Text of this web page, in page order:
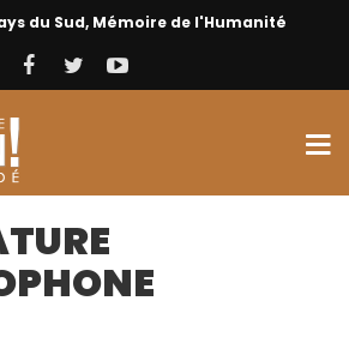
du Sud, Mémoire de l'Humanité